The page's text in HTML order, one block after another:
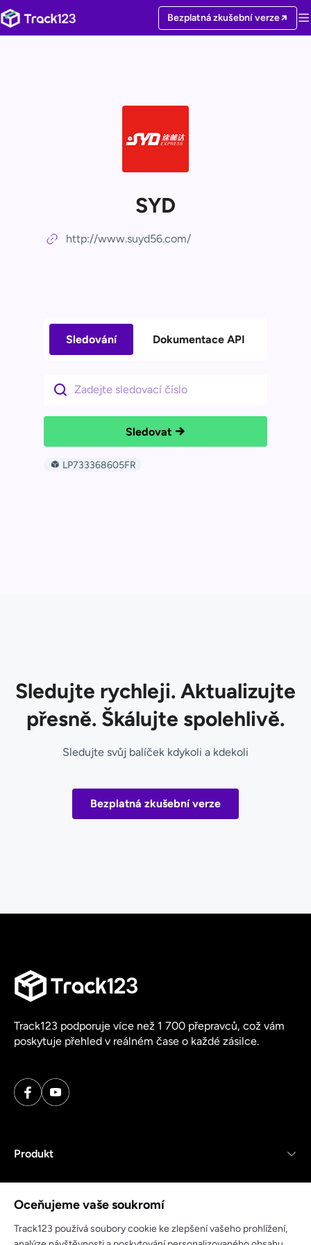
Bezplatná zkušební verze
SYD
http://www.suyd56.com/
Sledování Dokumentace API
Sledovat
LP733368605FR
Sledujte rychleji. Aktualizujte
přesně. Škálujte spolehlivě.
Sledujte svůj balíček kdykoli a kdekoli
Bezplatná zkušební verze
Track123 podporuje více než 1 700 přepravců, což vám
poskytuje přehled v reálném čase o každé zásilce.
Produkt
Zdroje
Oceňujeme vaše soukromí
Track123 používá soubory cookie ke zlepšení vašeho prohlížení,